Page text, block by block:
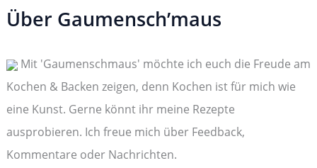
h
e
a
h
:
Über Gaumensch’maus
Mit 'Gaumenschmaus' möchte ich euch die Freude am
Kochen & Backen zeigen, denn Kochen ist für mich wie
eine Kunst. Gerne könnt ihr meine Rezepte
ausprobieren. Ich freue mich über Feedback,
Kommentare oder Nachrichten.